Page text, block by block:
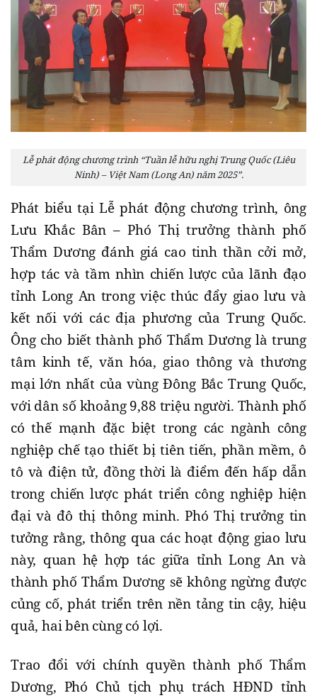
Lễ phát động chương trình “Tuần lễ hữu nghị Trung Quốc (Liêu
Ninh) – Việt Nam (Long An) năm 2025”.
Phát biểu tại Lễ phát động chương trình, ông
Lưu Khắc Bân – Phó Thị trưởng thành phố
Thẩm Dương đánh giá cao tinh thần cởi mở,
hợp tác và tầm nhìn chiến lược của lãnh đạo
tỉnh Long An trong việc thúc đẩy giao lưu và
kết nối với các địa phương của Trung Quốc.
Ông cho biết thành phố Thẩm Dương là trung
tâm kinh tế, văn hóa, giao thông và thương
mại lớn nhất của vùng Đông Bắc Trung Quốc,
với dân số khoảng 9,88 triệu người. Thành phố
có thế mạnh đặc biệt trong các ngành công
nghiệp chế tạo thiết bị tiên tiến, phần mềm, ô
tô và điện tử, đồng thời là điểm đến hấp dẫn
trong chiến lược phát triển công nghiệp hiện
đại và đô thị thông minh. Phó Thị trưởng tin
tưởng rằng, thông qua các hoạt động giao lưu
này, quan hệ hợp tác giữa tỉnh Long An và
thành phố Thẩm Dương sẽ không ngừng được
củng cố, phát triển trên nền tảng tin cậy, hiệu
quả, hai bên cùng có lợi.
Trao đổi với chính quyền thành phố Thẩm
Dương, Phó Chủ tịch phụ trách HĐND tỉnh